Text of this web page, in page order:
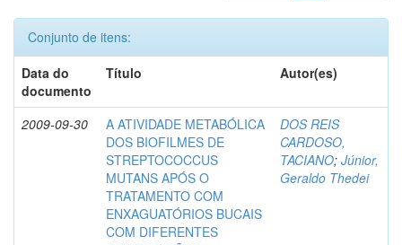
Conjunto de itens:
Data do
documento
Título Autor(es)
2009-09-30
A ATIVIDADE METABÓLICA
DOS BIOFILMES DE
STREPTOCOCCUS
MUTANS APÓS O
TRATAMENTO COM
ENXAGUATÓRIOS BUCAIS
COM DIFERENTES
DOS REIS
CARDOSO,
TACIANO; Júnior,
Geraldo Thedei